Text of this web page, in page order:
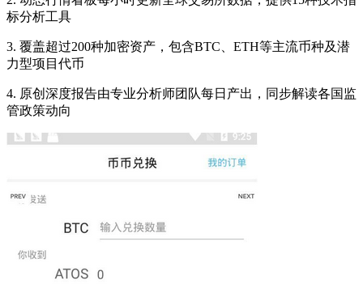
标分析工具
3. 覆盖超过200种加密资产，包含BTC、ETH等主流币种及潜
力型项目代币
4. 原创深度报告由专业分析师团队每日产出，同步解读各国监
管政策动向